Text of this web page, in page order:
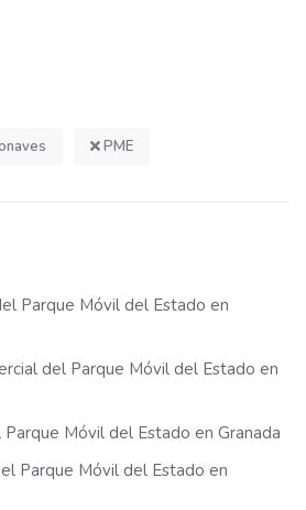
PME
Parque Móvil del Estado en
del Parque Móvil del Estado en
Móvil del Estado en Granada
Parque Móvil del Estado en